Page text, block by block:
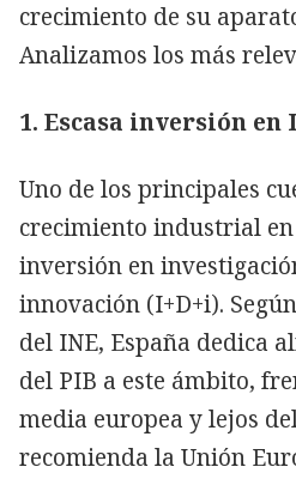
crecimiento de su
Analizamos los más
1. Escasa inversión en
Uno de los principales
crecimiento industrial en
inversión en
innovación (I+D+i).
del INE, España dedica
del PIB a este ámbito,
media europea y lejos
recomienda la Unión